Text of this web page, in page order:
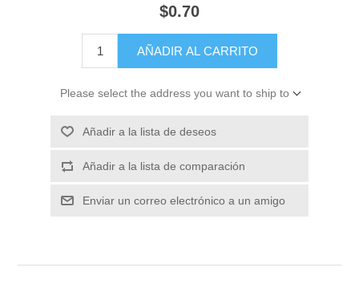
$0.70
Please select the address you want to ship to